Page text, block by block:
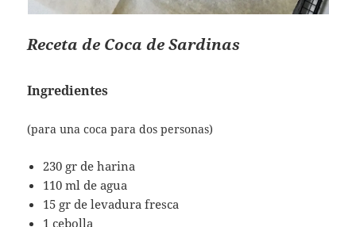
Receta de Coca de Sardinas
Ingredientes
(para una coca para dos personas)
230 gr de harina
110 ml de agua
15 gr de levadura fresca
1 cebolla